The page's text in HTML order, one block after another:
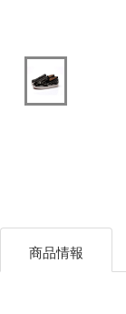
商品情報